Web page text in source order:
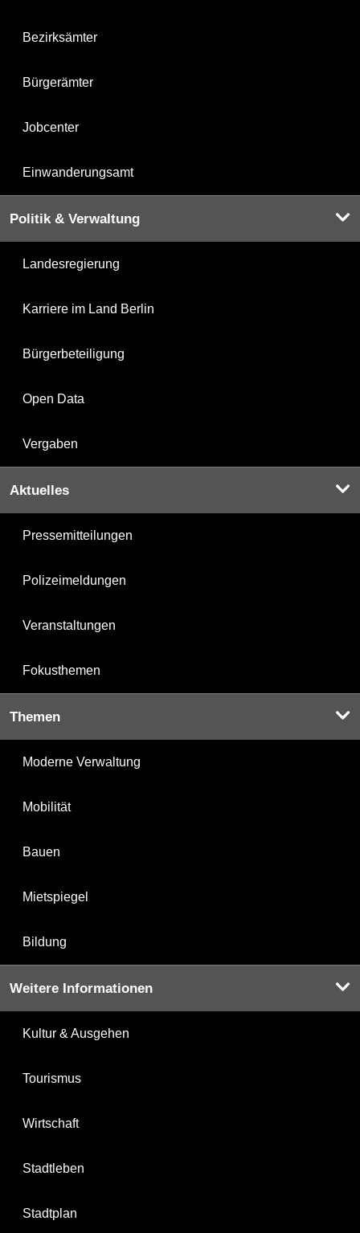
Bezirksämter
Bürgerämter
Jobcenter
Einwanderungsamt
Politik & Verwaltung
Landesregierung
Karriere im Land Berlin
Bürgerbeteiligung
Open Data
Vergaben
Aktuelles
Pressemitteilungen
Polizeimeldungen
Veranstaltungen
Fokusthemen
Themen
Moderne Verwaltung
Mobilität
Bauen
Mietspiegel
Bildung
Weitere Informationen
Kultur & Ausgehen
Tourismus
Wirtschaft
Stadtleben
Stadtplan